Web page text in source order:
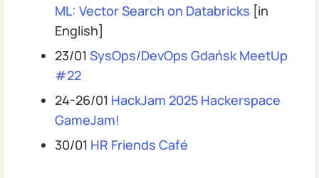
ML: Vector Search on Databricks [in
English]
23/01 SysOps/DevOps Gdańsk MeetUp
#22
24-26/01 HackJam 2025 Hackerspace
GameJam!
30/01 HR Friends Café